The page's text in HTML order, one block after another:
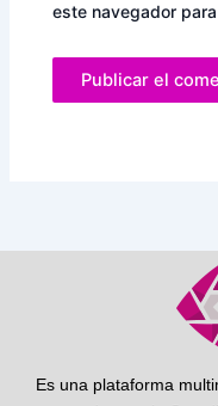
este navegador
Es una plataforma